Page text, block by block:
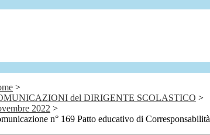
>
del DIRIGENTE SCOLASTICO >
2022 >
n° 169 Patto educativo di Corresponsabilità